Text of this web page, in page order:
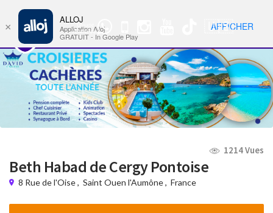
Groupe
WhatsApp
🇺🇸 Nav
1214 Vues
Beth Habad de Cergy Pontoise
8 Rue de l'Oise, Saint Ouen l'Aumône, France
×
ALLOJ
Application Alloj
GRATUIT - In Google Play
AFFICHER